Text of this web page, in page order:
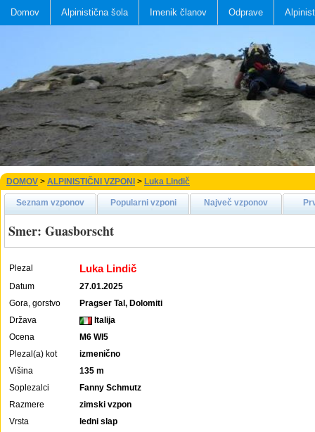
Domov Alpinistična šola Imenik članov Odprave
DOMOV > ALPINISTIČNI VZPONI > Luka Lindič
Seznam vzponov Popularni vzponi Največ vzponov
Smer: Guasborscht
Plezal Luka Lindič
Datum
27.01.2025
Gora, gorstvo
Pragser Tal, Dolomiti
Država
Italija
Ocena
M6 WI5
Plezal(a) kot
izmenično
Višina
135 m
Soplezalci
Fanny Schmutz
Razmere
zimski vzpon
Vrsta
ledni slap